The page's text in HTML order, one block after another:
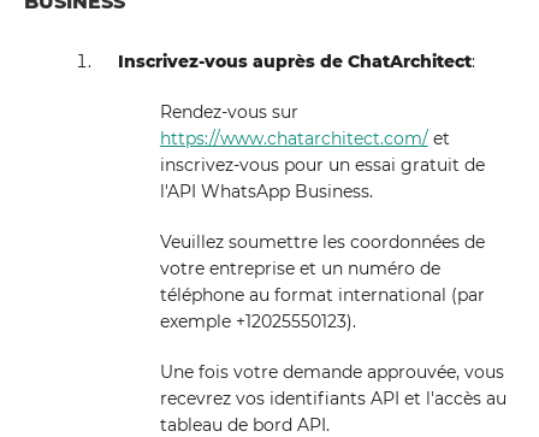
Inscrivez-vous auprès de ChatArchitect:
Rendez-vous sur
https://www.chatarchitect.com/et
inscrivez-vous pour un essai gratuit de
l'API WhatsApp Business.
Veuillez soumettre les coordonnées de
votre entreprise et un numéro de
téléphone au format international (par
exemple +12025550123).
Une fois votre demande approuvée, vous
recevrez vos identifiants API et l'accès au
tableau de bord API.